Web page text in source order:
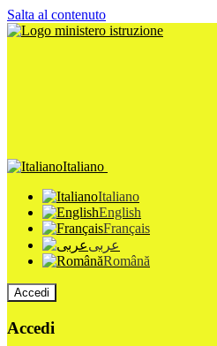
Salta al contenuto
Italiano
Italiano
English
Français
عربى
Română
Accedi
Accedi